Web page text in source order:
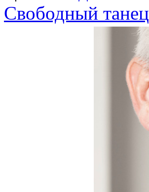
Свободный танец